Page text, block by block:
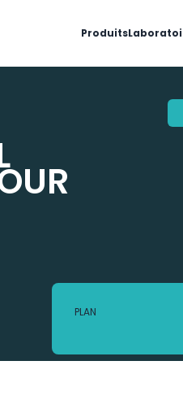
Produits
PLAN